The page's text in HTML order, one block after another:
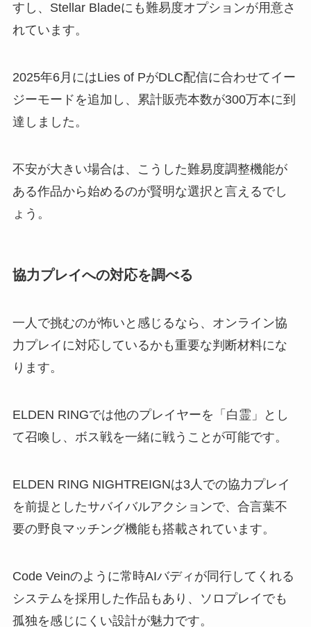
すし、Stellar Bladeにも難易度オプションが用意さ
れています。
2025年6月にはLies of PがDLC配信に合わせてイー
ジーモードを追加し、累計販売本数が300万本に到
達しました。
不安が大きい場合は、こうした難易度調整機能が
ある作品から始めるのが賢明な選択と言えるでし
ょう。
協力プレイへの対応を調べる
一人で挑むのが怖いと感じるなら、オンライン協
力プレイに対応しているかも重要な判断材料にな
ります。
ELDEN RINGでは他のプレイヤーを「白霊」とし
て召喚し、ボス戦を一緒に戦うことが可能です。
ELDEN RING NIGHTREIGNは3人での協力プレイ
を前提としたサバイバルアクションで、合言葉不
要の野良マッチング機能も搭載されています。
Code Veinのように常時AIバディが同行してくれる
システムを採用した作品もあり、ソロプレイでも
孤独を感じにくい設計が魅力です。